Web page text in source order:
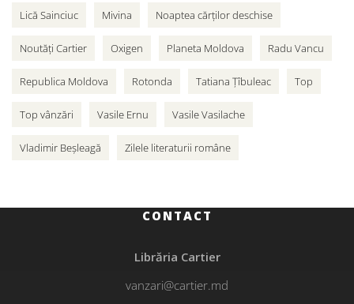
Lică Sainciuc Mivina Noaptea cărților deschise
Noutăți Cartier Oxigen Planeta Moldova Radu Vancu
Republica Moldova Rotonda Tatiana Țîbuleac Top
Top vânzări Vasile Ernu Vasile Vasilache
Vladimir Beșleagă Zilele literaturii române
CONTACT
Librăria Cartier
vanzari@cartier.md